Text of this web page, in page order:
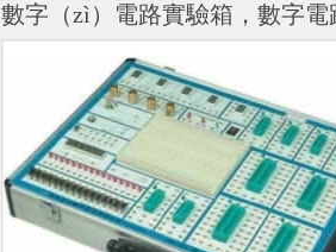
數字（zì）電路實驗箱，數字